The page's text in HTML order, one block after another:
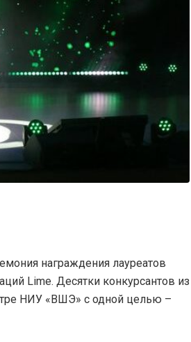
награждения лауреатов
Lime. Десятки конкурсантов из
НИУ «ВШЭ» с одной целью –